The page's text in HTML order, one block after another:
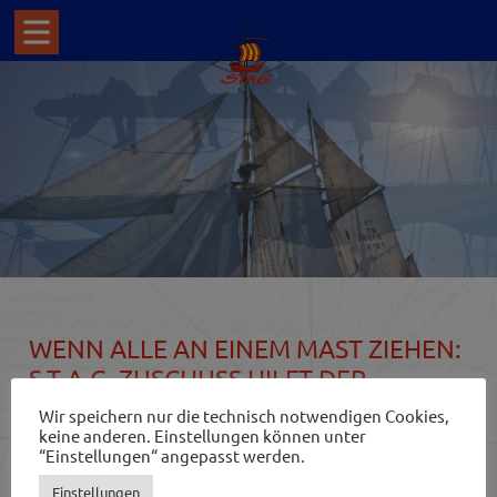
WENN ALLE AN EINEM MAST ZIEHEN:
S.T.A.G. ZUSCHUSS HILFT DER
FRANZIUS
Der erste Törn des Jahres 2015 führte die „Franzius“ fünf
Kilometer die Weser abwärts. Nicht besonders weit für
Wir speichern nur die technisch notwendigen Cookies,
keine anderen. Einstellungen können unter
“Einstellungen“ angepasst werden.
Einstellungen